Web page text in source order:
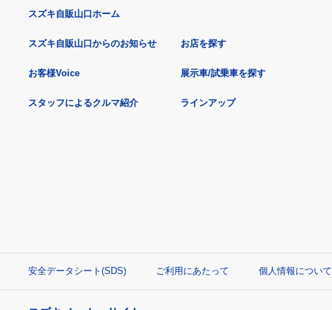
スズキ自販山口ホーム
スズキ自販山口からのお知らせ
お客様Voice
スタッフによるクルマ紹介
お店を探す
展示車/試乗車を探す
ラインアップ
安全データシート(SDS) ご利用にあたって 個人情報について